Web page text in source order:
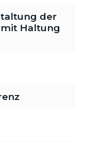
der
Haltung